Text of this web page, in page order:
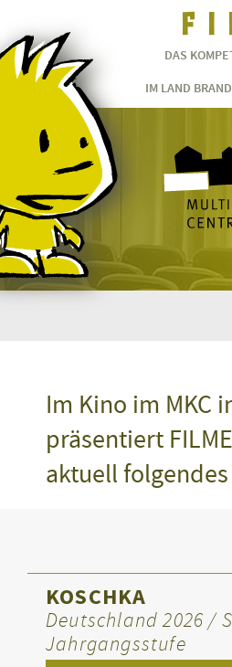
DAS
IM LAND
Im Kino im MKC
präsentiert
aktuell
KOSCHKA
Deutschland 2026 /
Jahrgangsstufe